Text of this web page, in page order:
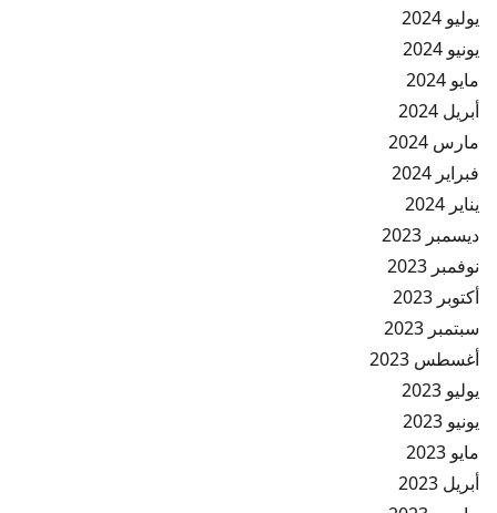
يوليو 2024
يونيو 2024
مايو 2024
أبريل 2024
مارس 2024
فبراير 2024
يناير 2024
ديسمبر 2023
نوفمبر 2023
أكتوبر 2023
سبتمبر 2023
أغسطس 2023
يوليو 2023
يونيو 2023
مايو 2023
أبريل 2023